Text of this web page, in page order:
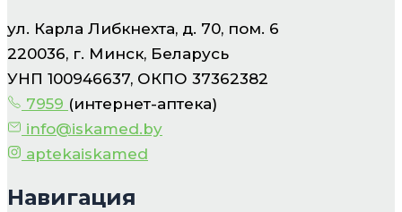
ул. Карла Либкнехта, д. 70, пом. 6
220036, г. Минск, Беларусь
УНП 100946637, ОКПО 37362382
7959 (интернет-аптека)
info@iskamed.by
aptekaiskamed
Навигация